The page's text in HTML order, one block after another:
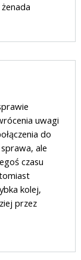
uwagi
do
ale
czasu
kolej,
przez